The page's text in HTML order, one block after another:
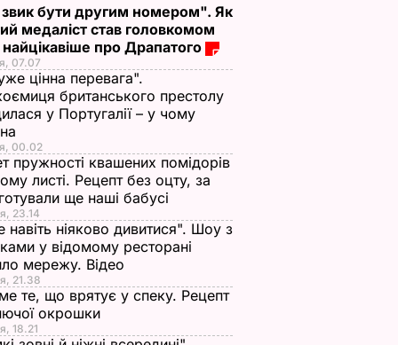
бути другим номером". Як
медаліст став головкомом
про Драпатого
07.07
цінна перевага".
британського престолу
у Португалії – у чому
00.02
пружності квашених помідорів
листі. Рецепт без оцту, за
ще наші бабусі
23.14
навіть ніяково дивитися". Шоу з
у відомому ресторані
мережу. Відео
21.38
те, що врятує у спеку. Рецепт
окрошки
18.21